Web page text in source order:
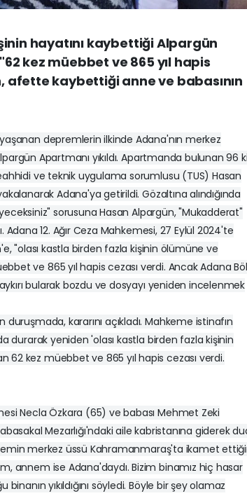
hayatını kaybettiği Alpargün
kez müebbet ve 865 yıl hapis
afette kaybettiği anne ve babasının
depremlerin ilkinde Adana'nın merkez
Apartmanı yıkıldı. Apartmanda bulunan 96
ve teknik uygulama sorumlusu (TUS) Hasan
Adana'ya getirildi. Gözaltına alındığında
sorusuna Hasan Alpargün, "Mukadderat"
Adana 12. Ağır Ceza Mahkemesi, 27 Eylül 2024'te
"olası kastla birden fazla kişinin ölümüne ve
ve 865 yıl hapis cezası verdi. Ancak Adana
bularak bozdu ve dosyayı yeniden incelenmek
kararını açıkladı. Mahkeme istinafın
durarak yeniden 'olası kastla birden fazla kişinin
kez müebbet ve 865 yıl hapis cezası verdi.
Necla Özkara (65) ve babası Mehmet Zeki
Mezarlığı'ndaki aile kabristanına giderek
merkez üssü Kahramanmaraş'ta ikamet
annem ise Adana'daydı. Bizim binamız hiç hasar
yıkıldığını söyledi. Böyle bir şey olamaz